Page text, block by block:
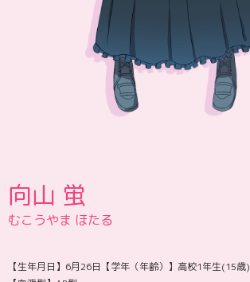
向山 蛍
むこうやま ほたる
【生年月日】6月26日【学年（年齢）】高校1年生(15歳)